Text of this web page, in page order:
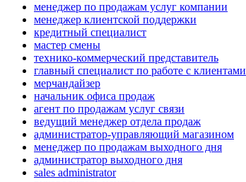
менеджер по продажам услуг компании
менеджер клиентской поддержки
кредитный специалист
мастер смены
технико-коммерческий представитель
главный специалист по работе с клиентами
мерчандайзер
начальник офиса продаж
агент по продажам услуг связи
ведущий менеджер отдела продаж
администратор-управляющий магазином
менеджер по продажам выходного дня
администратор выходного дня
sales administrator